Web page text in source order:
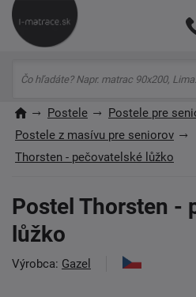
Postele
Postele pre
Postele z masívu pre seniorov
Thorsten - pečovatelské lůžko
Postel Thorsten -
lůžko
Výrobca: Gazel